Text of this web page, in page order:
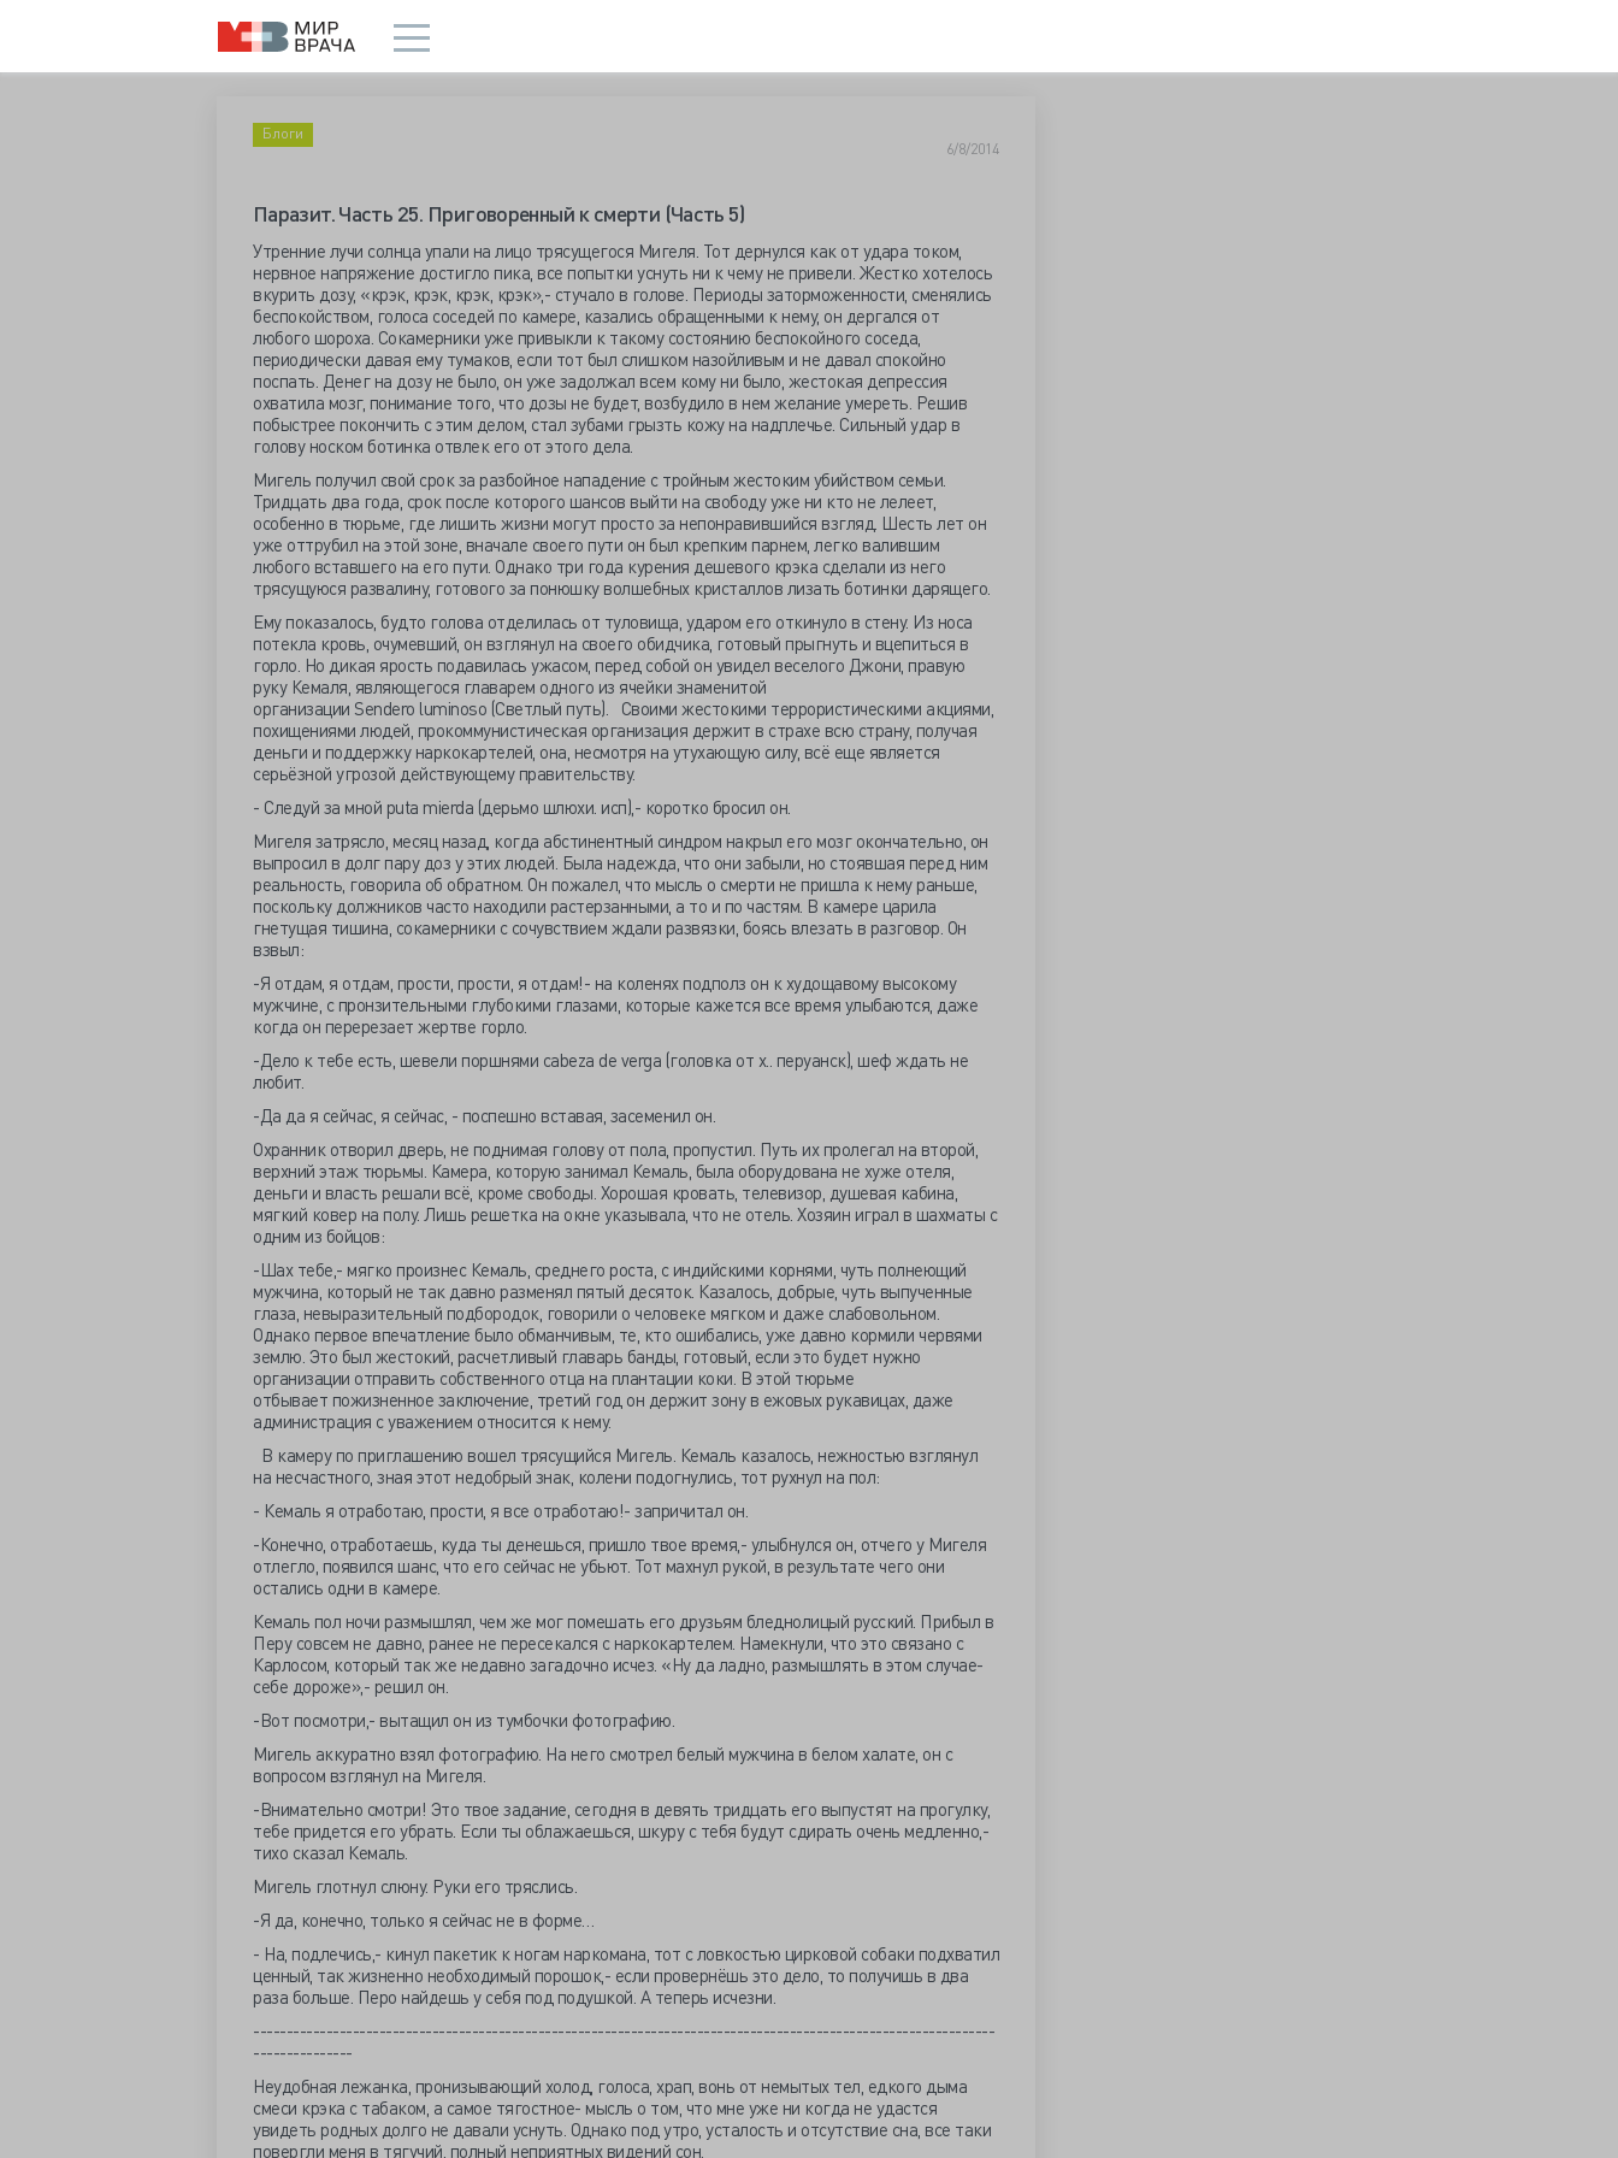
Блоги
6/8/2014
Паразит. Часть 25. Приговоренный к смерти (Часть 5)
Утренние лучи солнца упали на лицо трясущегося Мигеля. Тот дернулся как от удара током,
нервное напряжение достигло пика, все попытки уснуть ни к чему не привели. Жестко хотелось
вкурить дозу, «крэк, крэк, крэк, крэк»,- стучало в голове. Периоды заторможенности, сменялись
беспокойством, голоса соседей по камере, казались обращенными к нему, он дергался от
любого шороха. Сокамерники уже привыкли к такому состоянию беспокойного соседа,
периодически давая ему тумаков, если тот был слишком назойливым и не давал спокойно
поспать. Денег на дозу не было, он уже задолжал всем кому ни было, жестокая депрессия
охватила мозг, понимание того, что дозы не будет, возбудило в нем желание умереть. Решив
побыстрее покончить с этим делом, стал зубами грызть кожу на надплечье. Сильный удар в
голову носком ботинка отвлек его от этого дела.
Мигель получил свой срок за разбойное нападение с тройным жестоким убийством семьи.
Тридцать два года, срок после которого шансов выйти на свободу уже ни кто не лелеет,
особенно в тюрьме, где лишить жизни могут просто за непонравившийся взгляд. Шесть лет он
уже оттрубил на этой зоне, вначале своего пути он был крепким парнем, легко валившим
любого вставшего на его пути. Однако три года курения дешевого крэка сделали из него
трясущуюся развалину, готового за понюшку волшебных кристаллов лизать ботинки дарящего.
Ему показалось, будто голова отделилась от туловища, ударом его откинуло в стену. Из носа
потекла кровь, очумевший, он взглянул на своего обидчика, готовый прыгнуть и вцепиться в
горло. Но дикая ярость подавилась ужасом, перед собой он увидел веселого Джони, правую
руку Кемаля, являющегося главарем одного из ячейки знаменитой
организации Sendero luminoso (Светлый путь). Своими жестокими террористическими акциями,
похищениями людей, прокоммунистическая организация держит в страхе всю страну, получая
деньги и поддержку наркокартелей, она, несмотря на утухающую силу, всё еще является
серьёзной угрозой действующему правительству.
- Следуй за мной puta mierda (дерьмо шлюхи. исп),- коротко бросил он.
Мигеля затрясло, месяц назад, когда абстинентный синдром накрыл его мозг окончательно, он
выпросил в долг пару доз у этих людей. Была надежда, что они забыли, но стоявшая перед ним
реальность, говорила об обратном. Он пожалел, что мысль о смерти не пришла к нему раньше,
поскольку должников часто находили растерзанными, а то и по частям. В камере царила
гнетущая тишина, сокамерники с сочувствием ждали развязки, боясь влезать в разговор. Он
взвыл:
-Я отдам, я отдам, прости, прости, я отдам!- на коленях подполз он к худощавому высокому
мужчине, с пронзительными глубокими глазами, которые кажется все время улыбаются, даже
когда он перерезает жертве горло.
-Дело к тебе есть, шевели поршнями cabeza de verga (головка от х.. перуанск), шеф ждать не
любит.
-Да да я сейчас, я сейчас, - поспешно вставая, засеменил он.
Охранник отворил дверь, не поднимая голову от пола, пропустил. Путь их пролегал на второй,
верхний этаж тюрьмы. Камера, которую занимал Кемаль, была оборудована не хуже отеля,
деньги и власть решали всё, кроме свободы. Хорошая кровать, телевизор, душевая кабина,
мягкий ковер на полу. Лишь решетка на окне указывала, что не отель. Хозяин играл в шахматы с
одним из бойцов:
-Шах тебе,- мягко произнес Кемаль, среднего роста, с индийскими корнями, чуть полнеющий
мужчина, который не так давно разменял пятый десяток. Казалось, добрые, чуть выпученные
глаза, невыразительный подбородок, говорили о человеке мягком и даже слабовольном.
Однако первое впечатление было обманчивым, те, кто ошибались, уже давно кормили червями
землю. Это был жестокий, расчетливый главарь банды, готовый, если это будет нужно
организации отправить собственного отца на плантации коки. В этой тюрьме
отбывает пожизненное заключение, третий год он держит зону в ежовых рукавицах, даже
администрация с уважением относится к нему.
В камеру по приглашению вошел трясущийся Мигель. Кемаль казалось, нежностью взглянул
на несчастного, зная этот недобрый знак, колени подогнулись, тот рухнул на пол:
- Кемаль я отработаю, прости, я все отработаю!- запричитал он.
-Конечно, отработаешь, куда ты денешься, пришло твое время,- улыбнулся он, отчего у Мигеля
отлегло, появился шанс, что его сейчас не убьют. Тот махнул рукой, в результате чего они
остались одни в камере.
Кемаль пол ночи размышлял, чем же мог помешать его друзьям бледнолицый русский. Прибыл в
Перу совсем не давно, ранее не пересекался с наркокартелем. Намекнули, что это связано с
Карлосом, который так же недавно загадочно исчез. «Ну да ладно, размышлять в этом случае-
себе дороже»,- решил он.
-Вот посмотри,- вытащил он из тумбочки фотографию.
Мигель аккуратно взял фотографию. На него смотрел белый мужчина в белом халате, он с
вопросом взглянул на Мигеля.
-Внимательно смотри! Это твое задание, сегодня в девять тридцать его выпустят на прогулку,
тебе придется его убрать. Если ты облажаешься, шкуру с тебя будут сдирать очень медленно,-
тихо сказал Кемаль.
Мигель глотнул слюну. Руки его тряслись.
-Я да, конечно, только я сейчас не в форме…
- На, подлечись,- кинул пакетик к ногам наркомана, тот с ловкостью цирковой собаки подхватил
ценный, так жизненно необходимый порошок,- если провернёшь это дело, то получишь в два
раза больше. Перо найдешь у себя под подушкой. А теперь исчезни.
----------------------------------------------------------------------------------------------------------------
---------------
Неудобная лежанка, пронизывающий холод, голоса, храп, вонь от немытых тел, едкого дыма
смеси крэка с табаком, а самое тягостное- мысль о том, что мне уже ни когда не удастся
увидеть родных долго не давали уснуть. Однако под утро, усталость и отсутствие сна, все таки
повергли меня в тягучий, полный неприятных видений сон.